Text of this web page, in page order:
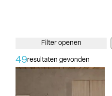
49resultaten gevonden
Filter openen